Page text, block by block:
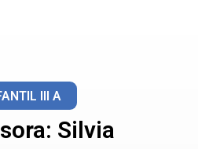
III A
Silvia